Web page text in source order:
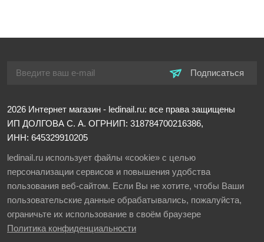
Подписаться
2026 Интернет магазин - ledinail.ru: все права защищены
ИП ДОЛГОВА С. А. ОГРНИП: 318784700216386,
ИНН: 645329910205
ledinail.ru использует файлы «cookie» с целью
персонализации сервисов и повышения удобства
пользования веб-сайтом. Если Вы не хотите, чтобы Ваши
пользовательские данные обрабатывались, пожалуйста,
ограничьте их использование в своём браузере
Политика конфиденциальности